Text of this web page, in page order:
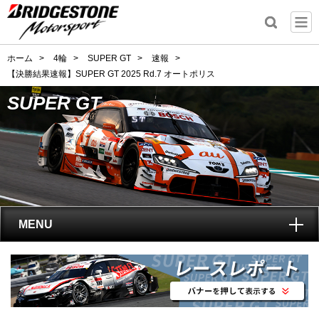
ホーム > 4輪 > SUPER GT > 速報
>
【決勝結果速報】SUPER GT 2025 Rd.7 オートポリス
SUPER GT
MENU
トップ
SUPER GTとは?